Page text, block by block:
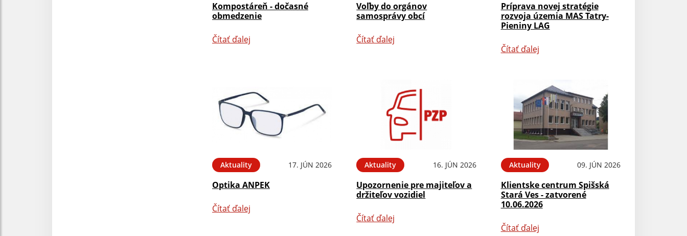
Kompostáreň - dočasné
obmedzenie
Čítať ďalej
Voľby do orgánov
samosprávy obcí
Čítať ďalej
Príprava novej stratégie
rozvoja územia MAS Tatry-
Pieniny LAG
Čítať ďalej
Aktuality 17. JÚN 2026
Optika ANPEK
Čítať ďalej
Aktuality 16. JÚN 2026
Upozornenie pre majiteľov a
držiteľov vozidiel
Čítať ďalej
Aktuality 09. JÚN 2026
Klientske centrum Spišská
Stará Ves - zatvorené
10.06.2026
Čítať ďalej